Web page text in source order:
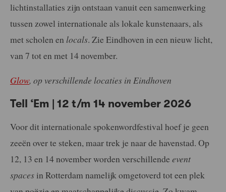
lichtinstallaties zijn ontstaan vanuit een samenwerking
tussen zowel internationale als lokale kunstenaars, als
met scholen en locals. Zie Eindhoven in een nieuw licht,
van 7 tot en met 14 november.
Glow, op verschillende locaties in Eindhoven
Tell ‘Em | 12 t/m 14 november 2026
Voor dit internationale spokenwordfestival hoef je geen
zeeën over te steken, maar trek je naar de havenstad. Op
12, 13 en 14 november worden verschillende event
spaces in Rotterdam namelijk omgetoverd tot een plek